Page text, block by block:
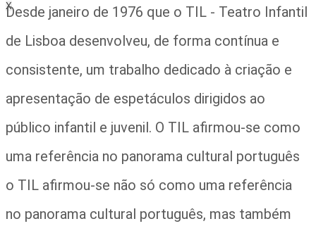
X
Desde janeiro de 1976 que o TIL - Teatro Infantil
de Lisboa desenvolveu, de forma contínua e
consistente, um trabalho dedicado à criação e
apresentação de espetáculos dirigidos ao
público infantil e juvenil. O TIL afirmou-se como
uma referência no panorama cultural português
o TIL afirmou-se não só como uma referência
no panorama cultural português, mas também